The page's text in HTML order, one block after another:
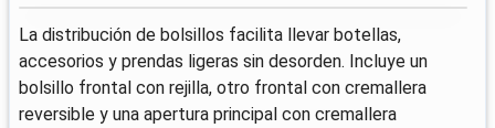
La distribución de bolsillos facilita llevar botellas,
accesorios y prendas ligeras sin desorden. Incluye un
bolsillo frontal con rejilla, otro frontal con cremallera
reversible y una apertura principal con cremallera